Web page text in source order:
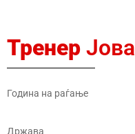
Тренер
Година на раѓање
Држава